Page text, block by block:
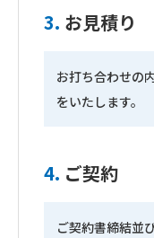
3. お見積り
お打ち合わせの
をいたします。
4. ご契約
ご契約書締結並